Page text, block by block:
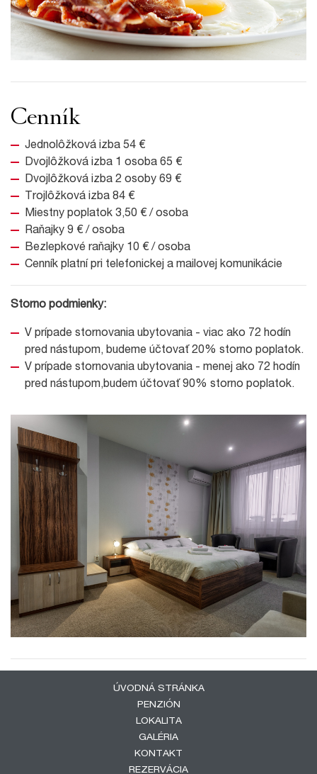
Cenník
Jednolôžková izba 54 €
Dvojlôžková izba 1 osoba 65 €
Dvojlôžková izba 2 osoby 69 €
Trojlôžková izba 84 €
Miestny poplatok 3,50 € / osoba
Raňajky 9 € / osoba
Bezlepkové raňajky 10 € / osoba
Cenník platní pri telefonickej a mailovej komunikácie
Storno podmienky:
V prípade stornovania ubytovania - viac ako 72 hodín
pred nástupom, budeme účtovať 20% storno poplatok.
V prípade stornovania ubytovania - menej ako 72 hodín
pred nástupom,budem účtovať 90% storno poplatok.
ÚVODNÁ STRÁNKA
PENZIÓN
LOKALITA
GALÉRIA
KONTAKT
REZERVÁCIA